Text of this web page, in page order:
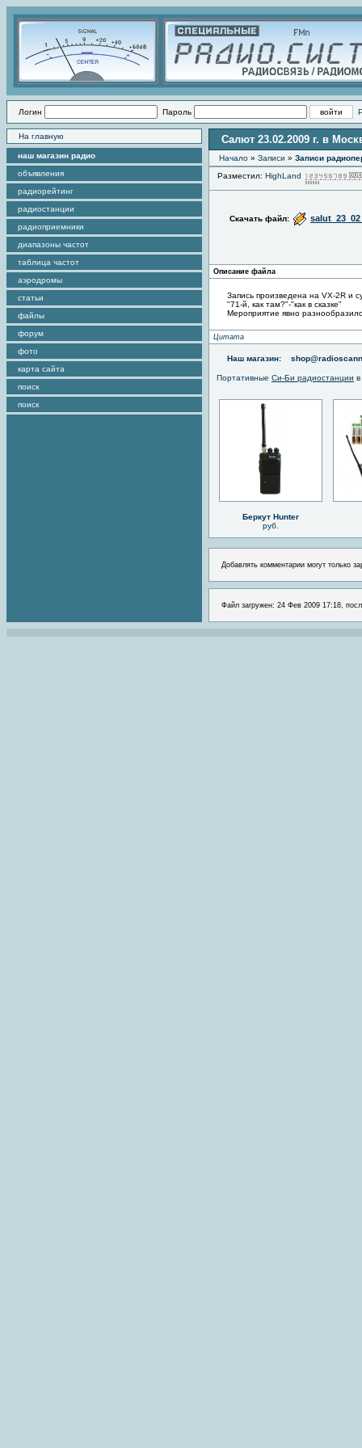
Логин Пароль
На главную
наш магазин радио
объявления
радиорейтинг
радиостанции
радиоприемники
диапазоны частот
таблица частот
аэродромы
статьи
файлы
форум
фото
карта сайта
поиск
поиск
Салют 23.02.2009 г. в
Начало » Записи » Записи
Разместил: HighLand
Скачать файл:
Описание файла
Запись произведена на VX-2R и
"71-й, как там?"-"как в сказке"
Мероприятие явно
Цитата
Наш магазин:
Портативные Си-Би радиостанции
Беркут Hunter
руб.
Добавлять комментарии могут только
Файл загружен: 24 Фев 2009 17:18,